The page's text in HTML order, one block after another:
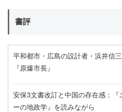
書評
平和都市・広島の設計者・浜井信
『原爆市長』
安保3文書改訂と中国の存在感：『
ーの地政学』を読みながら